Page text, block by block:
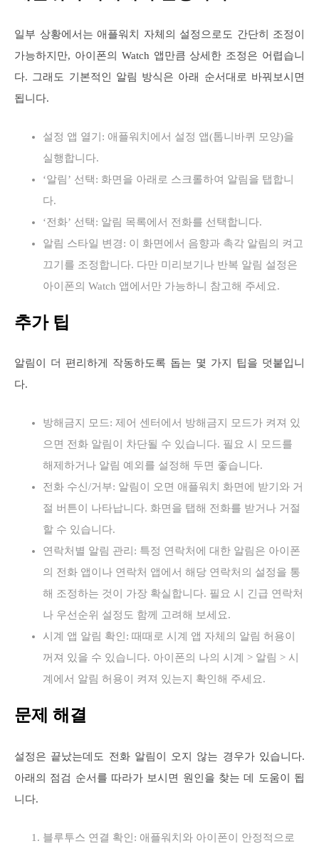
일부 상황에서는 애플워치 자체의 설정으로도 간단히 조정이
가능하지만, 아이폰의 Watch 앱만큼 상세한 조정은 어렵습니
다. 그래도 기본적인 알림 방식은 아래 순서대로 바꿔보시면
됩니다.
설정 앱 열기: 애플워치에서 설정 앱(톱니바퀴 모양)을
실행합니다.
‘알림’ 선택: 화면을 아래로 스크롤하여 알림을 탭합니
다.
‘전화’ 선택: 알림 목록에서 전화를 선택합니다.
알림 스타일 변경: 이 화면에서 음향과 촉각 알림의 켜고
끄기를 조정합니다. 다만 미리보기나 반복 알림 설정은
아이폰의 Watch 앱에서만 가능하니 참고해 주세요.
추가 팁
알림이 더 편리하게 작동하도록 돕는 몇 가지 팁을 덧붙입니
다.
방해금지 모드: 제어 센터에서 방해금지 모드가 켜져 있
으면 전화 알림이 차단될 수 있습니다. 필요 시 모드를
해제하거나 알림 예외를 설정해 두면 좋습니다.
전화 수신/거부: 알림이 오면 애플워치 화면에 받기와 거
절 버튼이 나타납니다. 화면을 탭해 전화를 받거나 거절
할 수 있습니다.
연락처별 알림 관리: 특정 연락처에 대한 알림은 아이폰
의 전화 앱이나 연락처 앱에서 해당 연락처의 설정을 통
해 조정하는 것이 가장 확실합니다. 필요 시 긴급 연락처
나 우선순위 설정도 함께 고려해 보세요.
시계 앱 알림 확인: 때때로 시계 앱 자체의 알림 허용이
꺼져 있을 수 있습니다. 아이폰의 나의 시계 > 알림 > 시
계에서 알림 허용이 켜져 있는지 확인해 주세요.
문제 해결
설정은 끝났는데도 전화 알림이 오지 않는 경우가 있습니다.
아래의 점검 순서를 따라가 보시면 원인을 찾는 데 도움이 됩
니다.
블루투스 연결 확인: 애플워치와 아이폰이 안정적으로